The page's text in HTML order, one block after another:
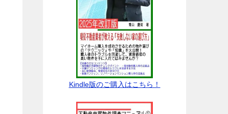
Kindle版のご購入はこちら！